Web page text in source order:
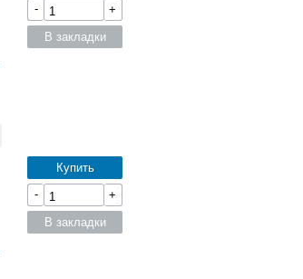
-
+
В закладки
Купить
-
+
В закладки